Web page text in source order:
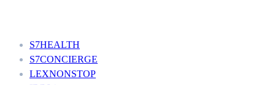
S7HEALTH
S7CONCIERGE
LEXNONSTOP